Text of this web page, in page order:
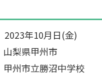
2023年10月日(金)
山梨県甲州市
甲州市立勝沼中学校